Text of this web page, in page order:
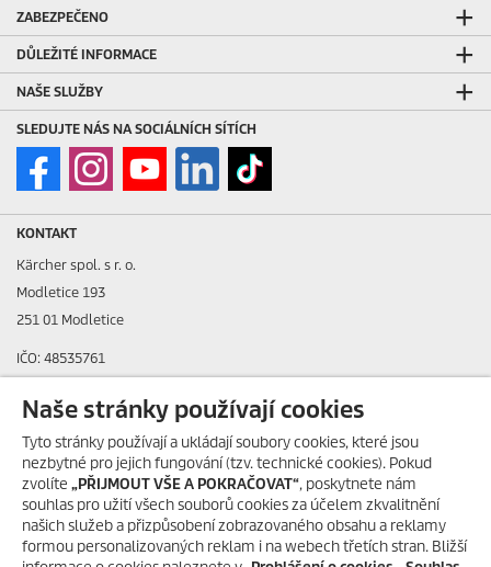
ZABEZPEČENO
DŮLEŽITÉ INFORMACE
NAŠE SLUŽBY
SLEDUJTE NÁS NA SOCIÁLNÍCH SÍTÍCH
KONTAKT
Kärcher spol. s r. o.
Modletice 193
251 01 Modletice
IČO: 48535761
ID datové schránky: ic4eqpk
> Tiráž
Zákaznická linka:
+420 323 555 555
E-mail:info@karcher.cz
Naše stránky používají cookies
Tyto stránky používají a ukládají soubory cookies, které jsou
nezbytné pro jejich fungování (tzv. technické cookies). Pokud
zvolíte „PŘIJMOUT VŠE A POKRAČOVAT“, poskytnete nám
souhlas pro užití všech souborů cookies za účelem zkvalitnění
našich služeb a přizpůsobení zobrazovaného obsahu a reklamy
formou personalizovaných reklam i na webech třetích stran. Bližší